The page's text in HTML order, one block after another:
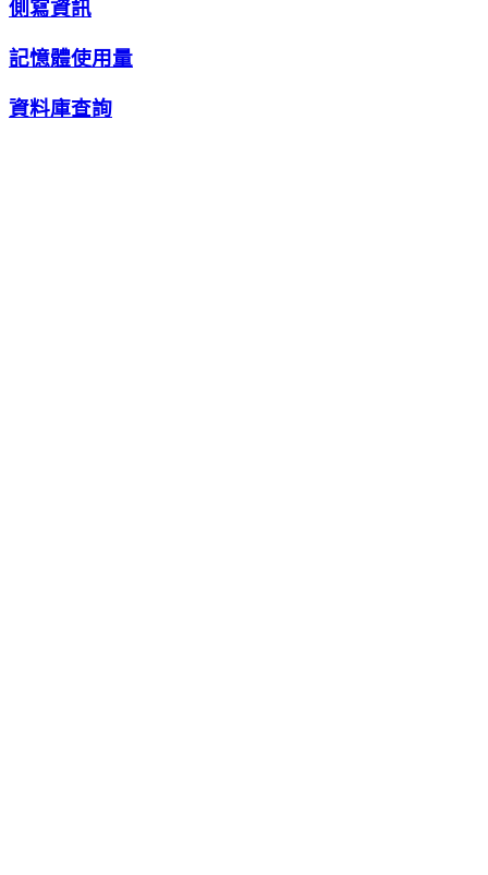
側寫資訊
記憶體使用量
資料庫查詢